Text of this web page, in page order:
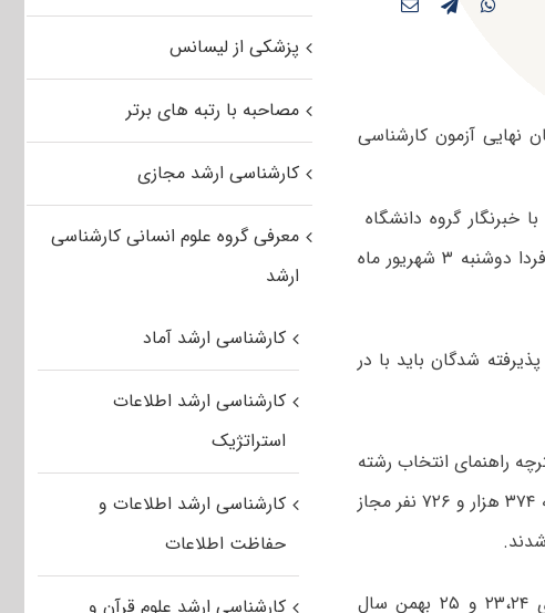
آزمون کارشناسی
گروه دانشگاه
خبرگزاری فارس، گفت: اسامی پذیرفته شدگان نهایی آزمون کارشناسی ارشد فردا دوشنبه ۳ شهریور ماه
که پذیرفته شدگان باید با در
ماه به همراه دفترچه راهنمای انتخاب رشته
بر روی سایت سازمان سنجش قرار گرفت و از تعداد مجموع حاضران در جلسه ۳۷۴ هزار و ۷۲۶ نفر مجاز
شایان ذکر است، آزمون کارشناسی ارشد ناپیوسته صبح و بعدازظهر روزهای ۲۳،۲۴ و ۲۵ بهمن سال
پزشکی از لیسانس
مصاحبه با رتبه های برتر
کارشناسی ارشد مجازی
معرفی گروه علوم انسانی کارشناسی
ارشد
کارشناسی ارشد آماد
کارشناسی ارشد اطلاعات
استراتژیک
کارشناسی ارشد اطلاعات و
حفاظت اطلاعات
کارشناسی ارشد علوم قرآن و